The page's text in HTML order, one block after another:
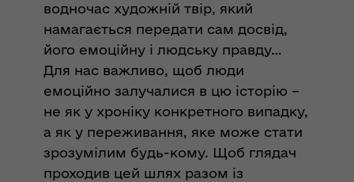
водночас художній твір, який
намагається передати сам досвід,
його емоційну і людську правду…
Для нас важливо, щоб люди
емоційно залучалися в цю історію –
не як у хроніку конкретного випадку,
а як у переживання, яке може стати
зрозумілим будь-кому. Щоб глядач
проходив цей шлях разом із